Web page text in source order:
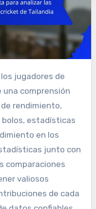
una comprensión
rendimiento,
bolos, estadísticas
en los
junto con
comparaciones
valiosos
de cada